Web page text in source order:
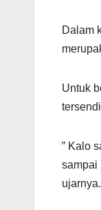
Dalam
Untuk
” Kalo
sampai